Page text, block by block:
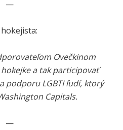
—
hokejista:
Ovečkinom
a tak participovať
podporu LGBTI ľudí, ktorý
Capitals.
—